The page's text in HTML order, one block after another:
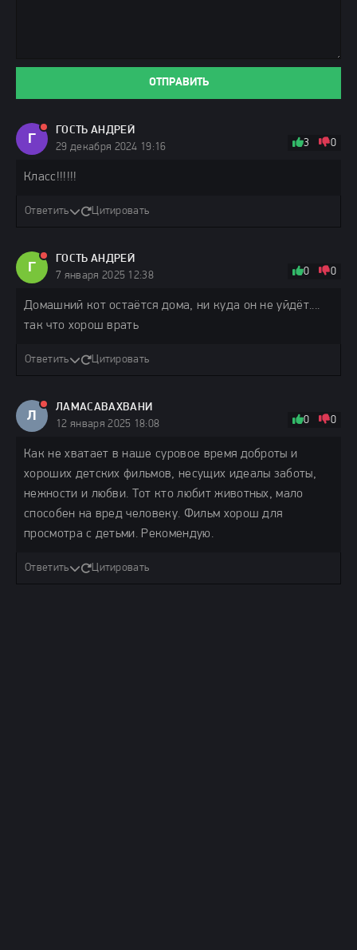
ОТПРАВИТЬ
Г
ГОСТЬ АНДРЕЙ
29 декабря 2024 19:16
3 0
Класс!!!!!!
Ответить Цитировать
Г
ГОСТЬ АНДРЕЙ
7 января 2025 12:38
0 0
Домашний кот остаётся дома, ни куда он не уйдёт....
так что хорош врать
Ответить Цитировать
Л
ЛАМАСАВАХВАНИ
12 января 2025 18:08
0 0
Как не хватает в наше суровое время доброты и
хороших детских фильмов, несущих идеалы заботы,
нежности и любви. Тот кто любит животных, мало
способен на вред человеку. Фильм хорош для
просмотра с детьми. Рекомендую.
Ответить Цитировать